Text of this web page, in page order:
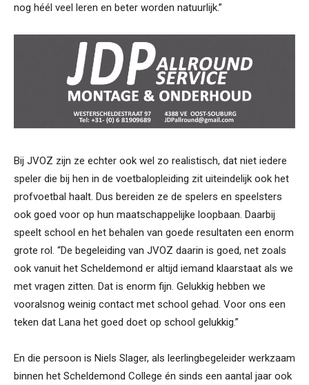
nog héél veel leren en beter worden natuurlijk.”
Bij JVOZ zijn ze echter ook wel zo realistisch, dat niet iedere
speler die bij hen in de voetbalopleiding zit uiteindelijk ook het
profvoetbal haalt. Dus bereiden ze de spelers en speelsters
ook goed voor op hun maatschappelijke loopbaan. Daarbij
speelt school en het behalen van goede resultaten een enorm
grote rol. “De begeleiding van JVOZ daarin is goed, net zoals
ook vanuit het Scheldemond er altijd iemand klaarstaat als we
met vragen zitten. Dat is enorm fijn. Gelukkig hebben we
vooralsnog weinig contact met school gehad. Voor ons een
teken dat Lana het goed doet op school gelukkig.”
En die persoon is Niels Slager, als leerlingbegeleider werkzaam
binnen het Scheldemond College én sinds een aantal jaar ook